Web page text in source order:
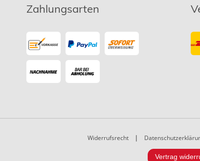
Zahlungsarten
Widerrufsrecht |
Vertrag